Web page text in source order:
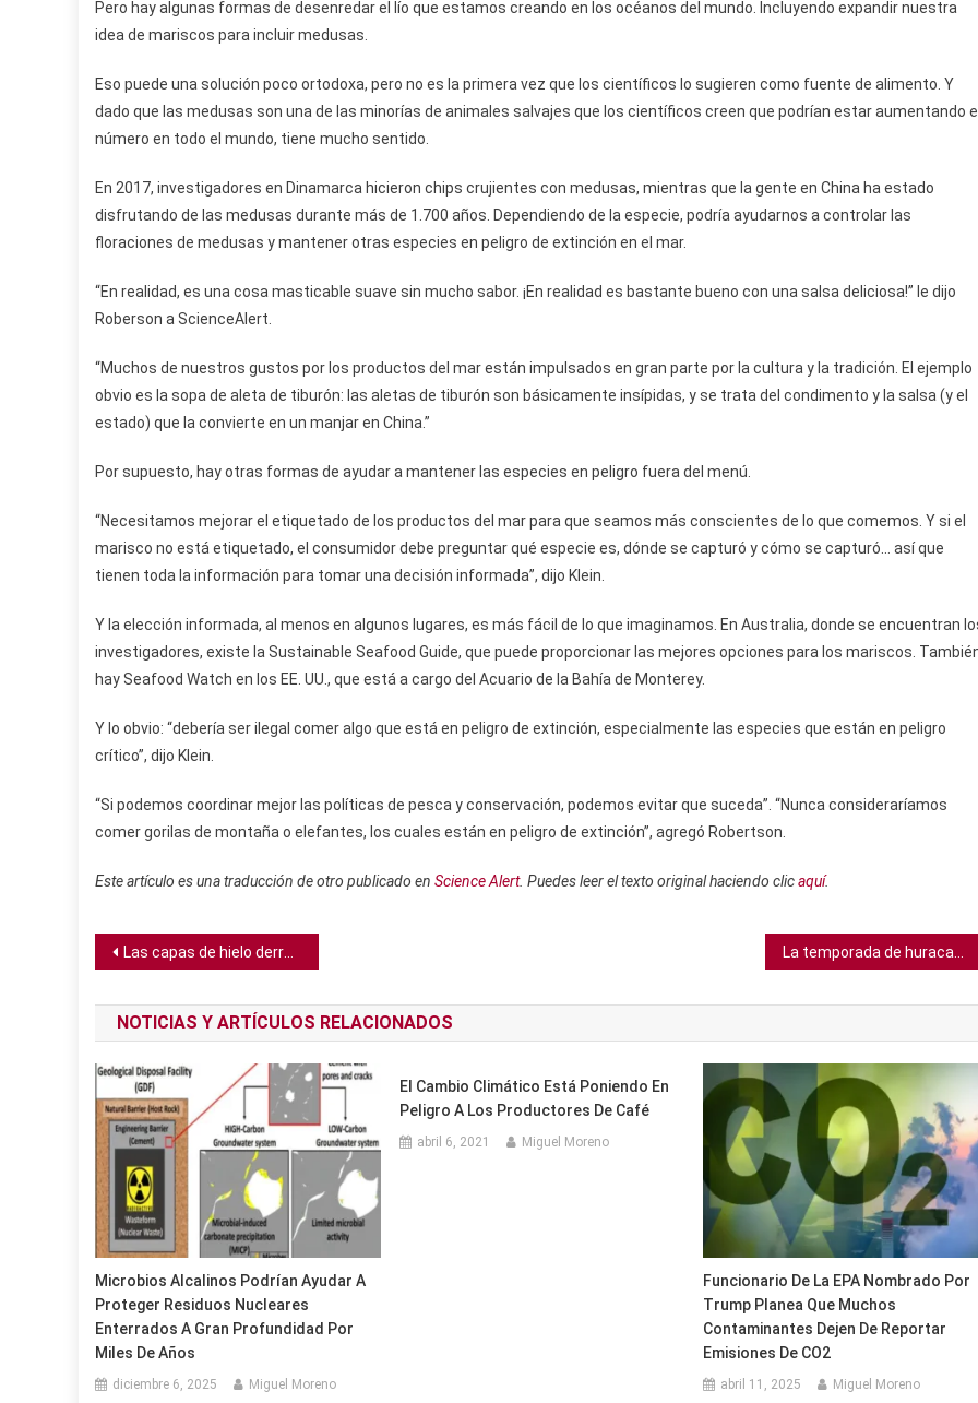
Pero hay algunas formas de desenredar el lío que estamos creando en los océanos del mundo. Incluyendo expandir nuestra
idea de mariscos para incluir medusas.
Eso puede una solución poco ortodoxa, pero no es la primera vez que los científicos lo sugieren como fuente de alimento. Y
dado que las medusas son una de las minorías de animales salvajes que los científicos creen que podrían estar aumentando
número en todo el mundo, tiene mucho sentido.
En 2017, investigadores en Dinamarca hicieron chips crujientes con medusas, mientras que la gente en China ha estado
disfrutando de las medusas durante más de 1.700 años. Dependiendo de la especie, podría ayudarnos a controlar las
floraciones de medusas y mantener otras especies en peligro de extinción en el mar.
“En realidad, es una cosa masticable suave sin mucho sabor. ¡En realidad es bastante bueno con una salsa deliciosa!” le dijo
Roberson a ScienceAlert.
“Muchos de nuestros gustos por los productos del mar están impulsados ​​en gran parte por la cultura y la tradición. El ejemplo
obvio es la sopa de aleta de tiburón: las aletas de tiburón son básicamente insípidas, y se trata del condimento y la salsa (y el
estado) que la convierte en un manjar en China.”
Por supuesto, hay otras formas de ayudar a mantener las especies en peligro fuera del menú.
“Necesitamos mejorar el etiquetado de los productos del mar para que seamos más conscientes de lo que comemos. Y si el
marisco no está etiquetado, el consumidor debe preguntar qué especie es, dónde se capturó y cómo se capturó… así que
tienen toda la información para tomar una decisión informada”, dijo Klein.
Y la elección informada, al menos en algunos lugares, es más fácil de lo que imaginamos. En Australia, donde se encuentran
investigadores, existe la Sustainable Seafood Guide, que puede proporcionar las mejores opciones para los mariscos.
hay Seafood Watch en los EE. UU., que está a cargo del Acuario de la Bahía de Monterey.
Y lo obvio: “debería ser ilegal comer algo que está en peligro de extinción, especialmente las especies que están en peligro
crítico”, dijo Klein.
“Si podemos coordinar mejor las políticas de pesca y conservación, podemos evitar que suceda”. “Nunca consideraríamos
comer gorilas de montaña o elefantes, los cuales están en peligro de extinción”, agregó Robertson.
Este artículo es una traducción de otro publicado en Science Alert. Puedes leer el texto original haciendo clicaquí.
Navegación
de
entradas
Las capas de hielo derretidas agregarán más de 15 pulgadas al nivel del mar para el 2100
NOTICIAS Y ARTÍCULOS RELACIONADOS
Microbios Alcalinos Podrían Ayudar A
Proteger Residuos Nucleares
Enterrados A Gran Profundidad Por
Miles De Años
diciembre 6, 2025 Miguel Moreno
El Cambio Climático Está Poniendo En
Peligro A Los Productores De Café
abril 6, 2021 Miguel Moreno
Funcionario De La EPA Nombrado Por
Trump Planea Que Muchos
Contaminantes Dejen De Reportar
Emisiones De CO2
abril 11, 2025 Miguel Moreno